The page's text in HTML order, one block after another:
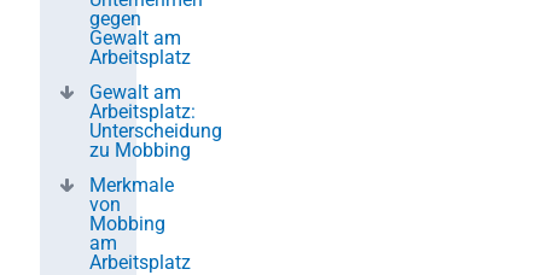
gegen
Gewalt am
Arbeitsplatz
Gewalt am
Arbeitsplatz:
Unterscheidung
zu Mobbing
Merkmale
von
Mobbing
am
Arbeitsplatz